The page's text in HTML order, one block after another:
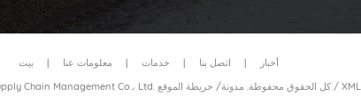
بيت | معلومات عنا | خدمات | اتصل بنا |
أخبار
© 2026 عزيزي نقل الحاويات بالسكك الحديدية (Zhejiang) Supply Chain Management Co.، Ltd. كل الحقوق محفوظة. مدونة/ خريطة الموقع / XML